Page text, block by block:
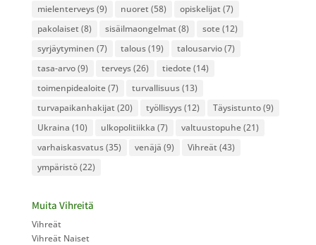
mielenterveys(9) nuoret (58) opiskelijat (7)
pakolaiset (8) sisäilmaongelmat (8) sote(12)
syrjäytyminen (7) talous(19) talousarvio(7)
tasa-arvo(9) terveys(26) tiedote(14)
toimenpidealoite(7) turvallisuus(13)
turvapaikanhakijat (20) työllisyys(12) Täysistunto(9)
Ukraina (10) ulkopolitiikka (7) valtuustopuhe(21)
varhaiskasvatus(35) venäjä (9) Vihreät (43)
ympäristö(22)
Muita Vihreitä
Vihreät
Vihreät Naiset